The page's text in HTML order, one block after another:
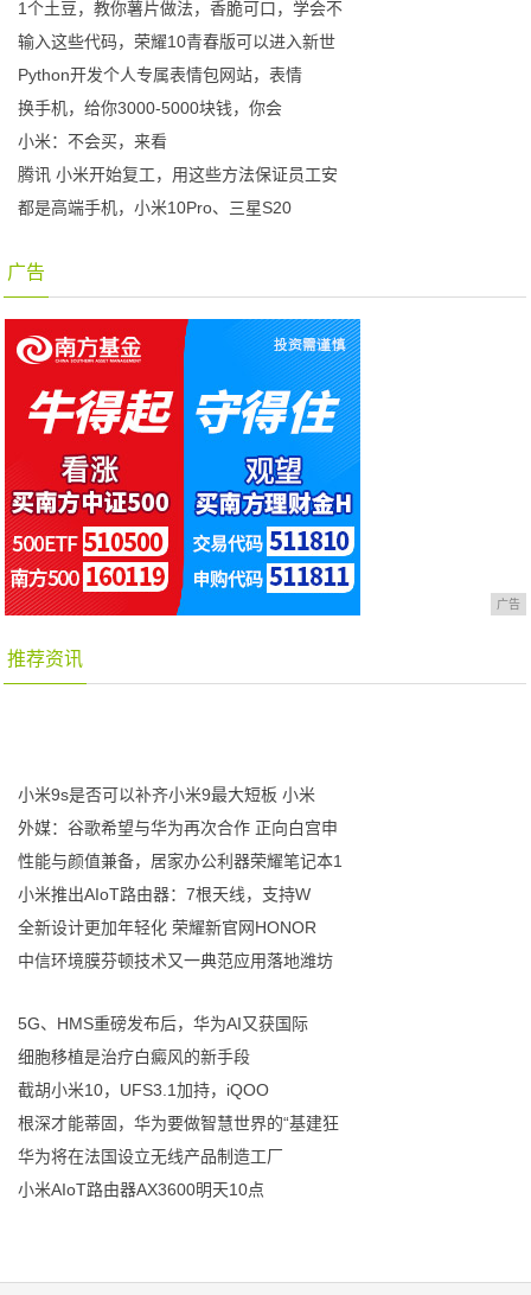
1个土豆，教你薯片做法，香脆可口，学会不
输入这些代码，荣耀10青春版可以进入新世
Python开发个人专属表情包网站，表情
换手机，给你3000-5000块钱，你会
小米：不会买，来看
腾讯 小米开始复工，用这些方法保证员工安
都是高端手机，小米10Pro、三星S20
广告
广告
推荐资讯
小米9s是否可以补齐小米9最大短板 小米
外媒：谷歌希望与华为再次合作 正向白宫申
性能与颜值兼备，居家办公利器荣耀笔记本1
小米推出AIoT路由器：7根天线，支持W
全新设计更加年轻化 荣耀新官网HONOR
中信环境膜芬顿技术又一典范应用落地潍坊
5G、HMS重磅发布后，华为AI又获国际
细胞移植是治疗白癜风的新手段
截胡小米10，UFS3.1加持，iQOO
根深才能蒂固，华为要做智慧世界的“基建狂
华为将在法国设立无线产品制造工厂
小米AIoT路由器AX3600明天10点